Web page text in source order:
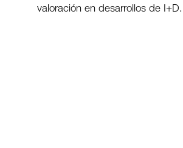
valoración en desarrollos de I+D.